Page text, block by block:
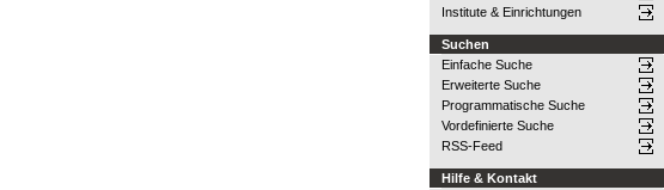
Institute & Einrichtungen
Suchen
Einfache Suche
Erweiterte Suche
Programmatische Suche
Vordefinierte Suche
RSS-Feed
Hilfe & Kontakt